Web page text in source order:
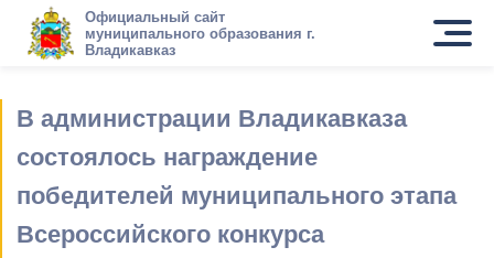
Официальный сайт
муниципального образования г.
Владикавказ
В администрации Владикавказа
состоялось награждение
победителей муниципального этапа
Всероссийского конкурса